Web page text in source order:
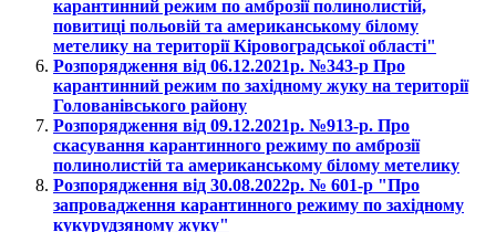
карантинний режим по амброзії полинолистій,
повитиці польовій та американському білому
метелику на території Кіровоградської області"
Розпорядження від 06.12.2021р. №343-р Про
карантинний режим по західному жуку на території
Голованівського району
Розпорядження від 09.12.2021р. №913-р. Про
скасування карантинного режиму по амброзії
полинолистій та американському білому метелику
Розпорядження від 30.08.2022р. № 601-р "Про
запровадження карантинного режиму по західному
кукурудзяному жуку"